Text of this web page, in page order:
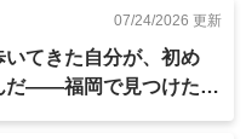
07/24/2026 更新
いてきた自分が、初め
だ——福岡で見つけた、